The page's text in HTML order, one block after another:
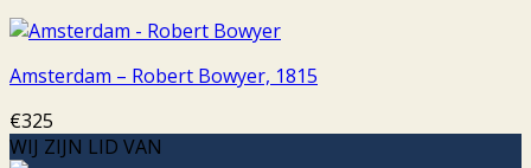
Amsterdam – Robert Bowyer, 1815
€325
WIJ ZIJN LID VAN